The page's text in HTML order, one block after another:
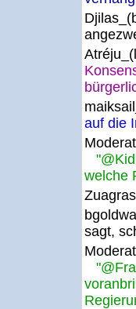
auf die
welche
sagt,